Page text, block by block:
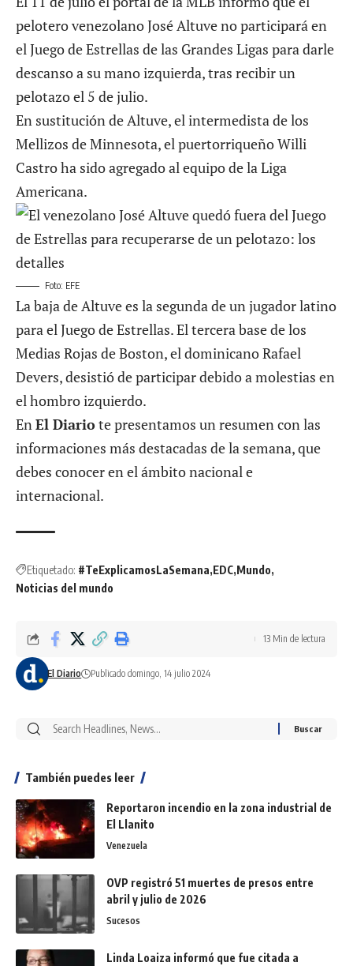
pelotero venezolano José Altuve no participará en
el Juego de Estrellas de las Grandes Ligas para darle
descanso a su mano izquierda, tras recibir un
pelotazo el 5 de julio.
En sustitución de Altuve, el intermedista de los
Mellizos de Minnesota, el puertorriqueño Willi
Castro ha sido agregado al equipo de la Liga
Americana.
Foto: EFE
La baja de Altuve es la segunda de un jugador latino
para el Juego de Estrellas. El tercera base de los
Medias Rojas de Boston, el dominicano Rafael
Devers, desistió de participar debido a molestias en
el hombro izquierdo.
En El Diariote presentamos un resumen con las
informaciones más destacadas de la semana, que
debes conocer en el ámbito nacional e
internacional.
Etiquetado: #TeExplicamosLaSemana EDC Mundo
Noticias del mundo
El Diario Publicado domingo, 14 julio 2024
13 Min de lectura
También puedes leer
Reportaron incendio en la zona industrial de
El Llanito
Venezuela
OVP registró 51 muertes de presos entre
abril y julio de 2026
Sucesos
Linda Loaiza informó que fue citada a